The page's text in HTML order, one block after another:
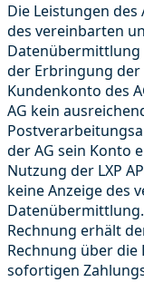
Die Leistungen
des vereinbarten
Datenübermittlung
der Erbringung der
Kundenkonto des
AG kein
der AG sein Konto
Nutzung der LXP
keine Anzeige des
Rechnung erhält
Rechnung über
sofortigen